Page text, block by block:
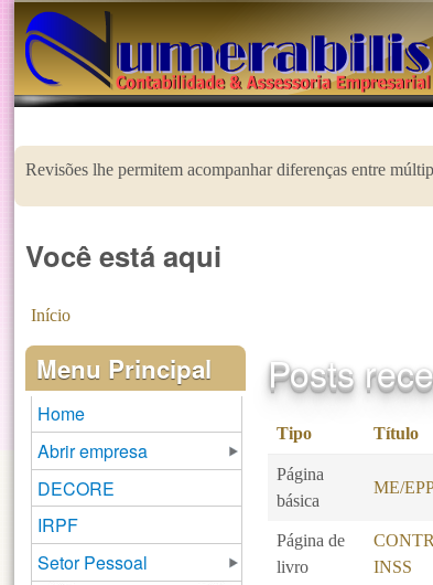
Revisões lhe permitem acompanhar diferenças entre
Você está aqui
Início
Posts
Tipo Título
Página
básica
ME/
Página de
livro
INSS
Menu Principal
Home
Abrir empresa
DECORE
IRPF
Setor Pessoal